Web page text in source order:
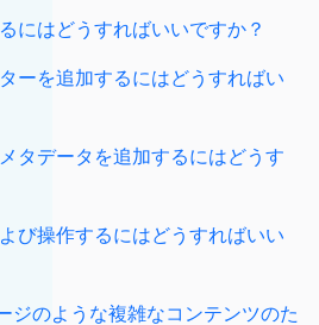
にはどうすればいいですか？
ーを追加するにはどうすればい
タデータを追加するにはどうす
び操作するにはどうすればいい
のような複雑なコンテンツのた